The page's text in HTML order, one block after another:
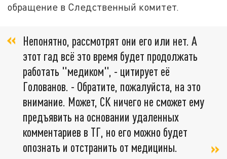
обращение в Следственный комитет.
Непонятно, рассмотрят они его или нет. А
этот гад всё это время будет продолжать
работать "медиком", - цитирует её
Голованов. - Обратите, пожалуйста, на это
внимание. Может, СК ничего не сможет ему
предъявить на основании удаленных
комментариев в ТГ, но его можно будет
опознать и отстранить от медицины.